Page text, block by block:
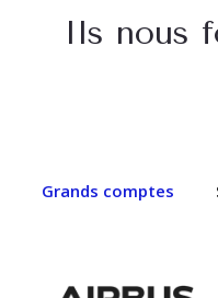
Ils nous
Grands comptes